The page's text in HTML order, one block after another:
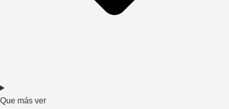
Que más ver